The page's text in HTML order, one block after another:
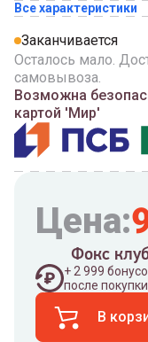
Все характеристики
Заканчивается
Осталось мало.
самовывоза.
Возможна
картой 'Мир'
Цена:
Фокс
+ 2 999
после покупки
В